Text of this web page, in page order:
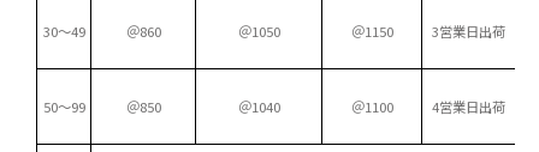
30～49 ＠860 ＠1050 ＠1150 3営業日出荷
50～99 ＠850 ＠1040 ＠1100 4営業日出荷